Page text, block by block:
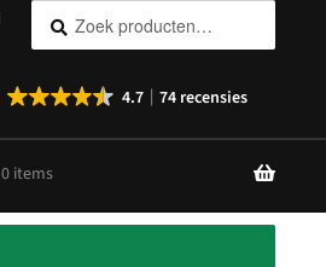
Zoeken
naar:
Zoeken
4.7 74 recensies
0 items